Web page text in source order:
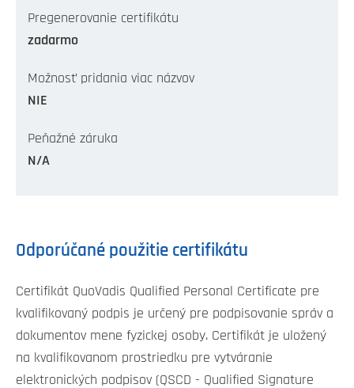
Pregenerovanie certifikátu
zadarmo
Možnosť pridania viac názvov
NIE
Peňažné záruka
N/A
Odporúčané použitie certifikátu
Certifikát QuoVadis Qualified Personal Certificate pre
kvalifikovaný podpis je určený pre podpisovanie správ a
dokumentov mene fyzickej osoby. Certifikát je uložený
na kvalifikovanom prostriedku pre vytváranie
elektronických podpisov (QSCD - Qualified Signature